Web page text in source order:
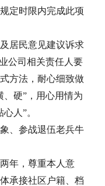
定时限内完成此项
居民意见建议诉求
公司相关责任人要
方法，耐心细致做
、硬”，用心用情为
人”。
、参战退伍老兵牛
年，尊重本人意
承接社区户籍、档